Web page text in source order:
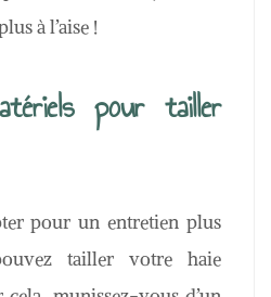
à l’aise !
pour tailler
pour un entretien plus
tailler votre haie